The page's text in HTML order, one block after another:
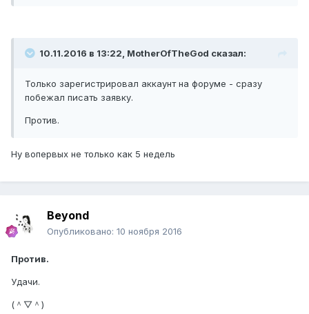
10.11.2016 в 13:22, MotherOfTheGod сказал:
Только зарегистрировал аккаунт на форуме - сразу
побежал писать заявку.
Против.
Ну вопервых не только как 5 недель
Beyond
Опубликовано: 10 ноября 2016
Против.
Удачи.
(＾▽＾)